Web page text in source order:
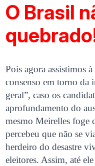
O Brasil
Pois agora assistimos
consenso em torno da
geral”, caso os
aprofundamento do
mesmo Meirelles foge
percebeu que não se
herdeiro do desastre
eleitores. Assim, até